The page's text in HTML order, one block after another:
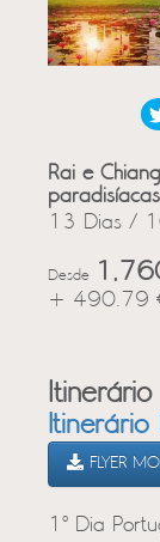
Rai e
13 Dias /
Desde
+ 490.79
Itinerário
Itinerário
FLYER
1º Dia